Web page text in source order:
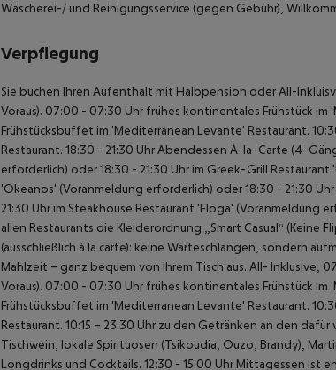
Wäscherei-/ und Reinigungsservice (gegen Gebühr),
Verpflegung
Sie buchen Ihren Aufenthalt mit Halbpension oder All-
Voraus). 07:00 - 07:30 Uhr frühes kontinentales Frühstück
Frühstücksbuffet im 'Mediterranean Levante' Restaurant.
Restaurant. 18:30 - 21:30 Uhr Abendessen À-la-Carte (4-
erforderlich) oder18:30 - 21:30 Uhr im Greek-Grill
'Okeanos' (Voranmeldung erforderlich) oder18:30 - 21:30
21:30 Uhr im Steakhouse Restaurant 'Floga' (Voranmeldung
allen Restaurants die Kleiderordnung „Smart Casual“ (Keine
(ausschließlich à la carte): keine Warteschlangen, sondern
Mahlzeit – ganz bequem von Ihrem Tisch aus. All- Inklusive,
Voraus). 07:00 - 07:30 Uhr frühes kontinentales Frühstück
Frühstücksbuffet im 'Mediterranean Levante' Restaurant.
Restaurant. 10:15 – 23:30 Uhr zu den Getränken an den
Tischwein, lokale Spirituosen (Tsikoudia, Ouzo, Brandy),
Longdrinks und Cocktails. 12:30 - 15:00 Uhr Mittagessen ist